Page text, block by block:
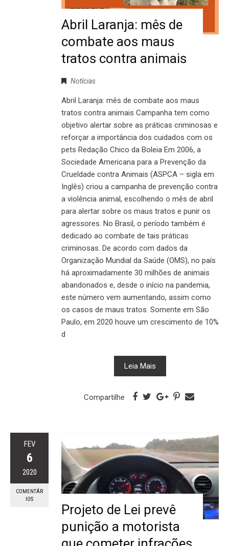
Abril Laranja: mês de
combate aos maus
tratos contra animais
Notícias
Abril Laranja: mês de combate aos maus
tratos contra animais Campanha tem como
objetivo alertar sobre as práticas criminosas e
reforçar a importância dos cuidados com os
pets Redação Chico da Boleia Em 2006, a
Sociedade Americana para a Prevenção da
Crueldade contra Animais (ASPCA – sigla em
Inglês) criou a campanha de prevenção contra
a violência animal, escolhendo o mês de abril
para alertar sobre os maus tratos e punir os
agressores. No Brasil, o período também é
dedicado ao combate de tais práticas
criminosas. De acordo com dados da
Organização Mundial da Saúde (OMS), no país
há aproximadamente 30 milhões de animais
abandonados e, desde o início na pandemia,
este número vem aumentando, assim como
os casos de maus tratos. Somente em São
Paulo, em 2020 houve um crescimento de 10%
d
Leia Mais
Compartilhe
FEV
6
2020
COMENTÁR
IOS
Projeto de Lei prevê
punição a motorista